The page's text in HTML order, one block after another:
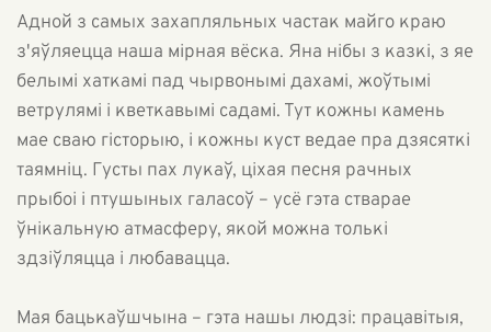
Адной з самых захапляльных частак майго краю
з'яўляецца наша мірная вёска. Яна нібы з казкі, з яе
белымі хаткамі пад чырвонымі дахамі, жоўтымі
ветрулямі і кветкавымі садамі. Тут кожны камень
мае сваю гісторыю, і кожны куст ведае пра дзясяткі
таямніц. Густы пах лукаў, ціхая песня рачных
прыбоі і птушыных галасоў – усё гэта стварае
ўнікальную атмасферу, якой можна толькі
здзіўляцца і любавацца.
Мая бацькаўшчына – гэта нашы людзі: працавітыя,